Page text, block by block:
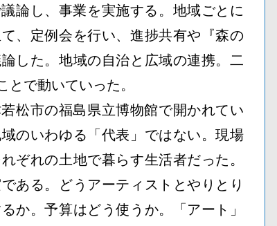
論し、事業を実施する。地域ごとに
、定例会を行い、進捗共有や『森の
した。地域の自治と広域の連携。二
で動いていった。
松市の福島県立博物館で開かれてい
のいわゆる「代表」ではない。現場
ぞれの土地で暮らす生活者だった。
ある。どうアーティストとやりとり
か。予算はどう使うか。「アート」